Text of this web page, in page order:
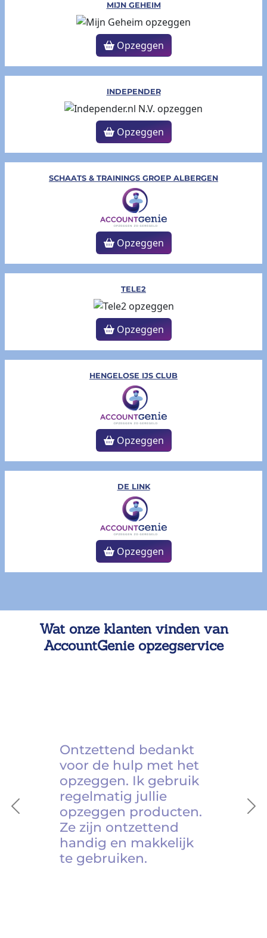
MIJN GEHEIM
Opzeggen
INDEPENDER
Opzeggen
SCHAATS & TRAININGS GROEP ALBERGEN
Opzeggen
TELE2
Opzeggen
HENGELOSE IJS CLUB
Opzeggen
DE LINK
Opzeggen
Wat onze klanten vinden van
AccountGenie opzegservice
Previous
Ontzettend bedankt
voor de hulp met het
opzeggen. Ik gebruik
regelmatig jullie
opzeggen producten.
Ze zijn ontzettend
handig en makkelijk
te gebruiken.